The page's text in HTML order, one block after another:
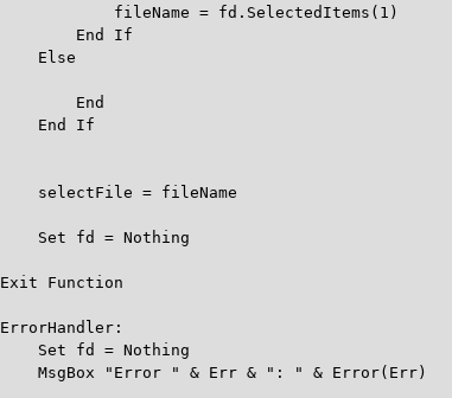
fileName = fd.SelectedItems(1)
End If
Else
End
End If
selectFile = fileName
Set fd = Nothing
Exit Function
ErrorHandler:
Set fd = Nothing
MsgBox "Error " & Err & ": " & Error(Err)